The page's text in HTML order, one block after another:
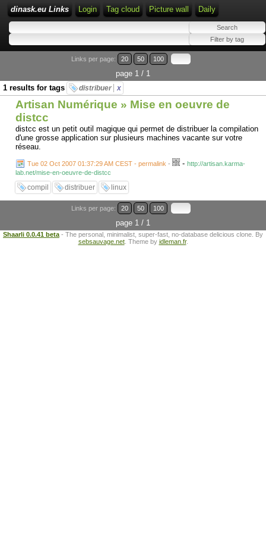
dinask.eu Links Login Tag cloud Picture wall Daily
Links per page: 20 50 100
page 1 / 1
1 results for tags
distribuer x
Artisan Numérique » Mise en oeuvre de
distcc
distcc est un petit outil magique qui permet de distribuer la compilation
d'une grosse application sur plusieurs machines vacante sur votre
réseau.
Tue 02 Oct 2007 01:37:29 AM CEST - permalink - - http://artisan.karma-
lab.net/mise-en-oeuvre-de-distcc
compil distribuer linux
Links per page: 20 50 100
page 1 / 1
Shaarli 0.0.41 beta - The personal, minimalist, super-fast, no-database delicious clone. By
sebsauvage.net. Theme by idleman.fr.